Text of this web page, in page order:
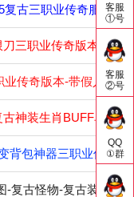
客服
①号
客服
②号
QQ
①群
古三职业传奇服务端
三职业传奇版本-【Z】
业传奇版本-带假人-世
神装生肖BUFF单职
背包神器三职业传奇版
-复古怪物-复古装备-完